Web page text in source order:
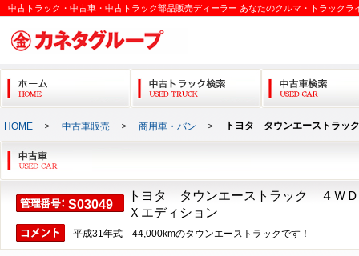
中古トラック・中古車・中古トラック部品販売ディーラー あなたのクルマ・トラックラ
HOME ＞ 中古車販売 ＞ 商用車・バン ＞ トヨタ タウンエーストラ
S03049
トヨタ タウンエーストラック ４
Ｘエディション
平成31年式 44,000kmのタウンエーストラックです！